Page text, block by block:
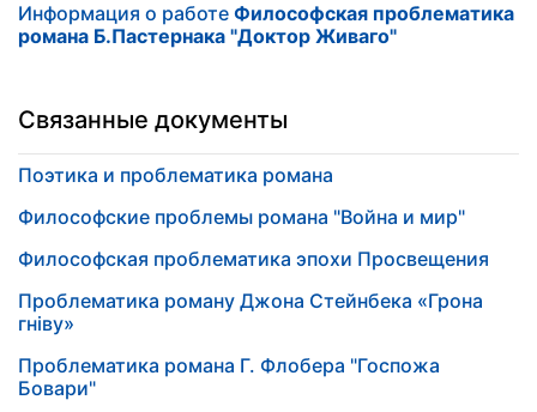
Информация о работе Философская проблематика
романа Б.Пастернака "Доктор Живаго"
Связанные документы
Поэтика и проблематика романа
Философские проблемы романа "Война и мир"
Философская проблематика эпохи Просвещения
Проблематика роману Джона Стейнбека «Грона
гніву»
Проблематика романа Г. Флобера "Госпожа
Бовари"